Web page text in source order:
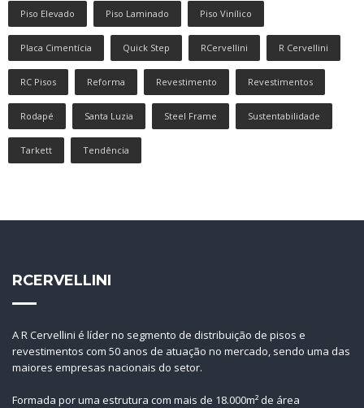
Piso Elevado Piso Laminado Piso Vinílico
Placa Cimentícia Quick Step RCervellini R Cervellini
RC Pisos Reforma Revestimento Revestimentos
Rodapé Santa Luzia Steel Frame Sustentabilidade
Tarkett Tendência
RCERVELLINI
A R Cervellini é líder no segmento de distribuição de pisos e
revestimentos com 50 anos de atuação no mercado, sendo uma das
maiores empresas nacionais do setor.
Formada por uma estrutura com mais de 18.000m² de área